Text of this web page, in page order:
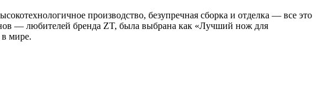
производство, безупречная сборка и отделка — все это
— любителей бренда ZT, была выбрана как «Лучший нож для
мире.